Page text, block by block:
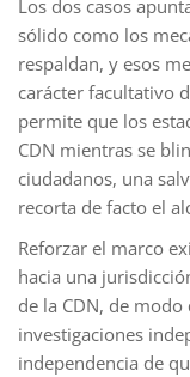
Los dos casos
sólido como los
respaldan, y esos
carácter facultativo
permite que los
CDN mientras se
ciudadanos, una
recorta de facto el
Reforzar el marco
hacia una
de la CDN, de
investigaciones
independencia de